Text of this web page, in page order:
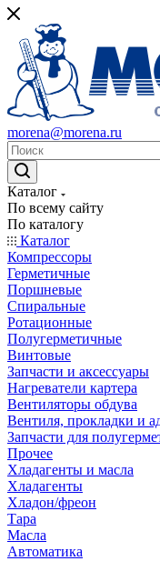
morena@morena.ru
Каталог
По всему сайту
По каталогу
Каталог
Компрессоры
Герметичные
Поршневые
Спиральные
Ротационные
Полугерметичные
Винтовые
Запчасти и аксессуары
Нагреватели картера
Вентиляторы обдува
Вентиля, прокладки и
Запчасти для
Прочее
Хладагенты и масла
Хладагенты
Хладон/фреон
Тара
Масла
Автоматика